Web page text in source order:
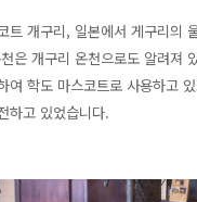
트 개구리, 일본에서 게구리의
은 개구리 온천으로도 알려져
여 학도 마스코트로 사용하고
하고 있었습니다.